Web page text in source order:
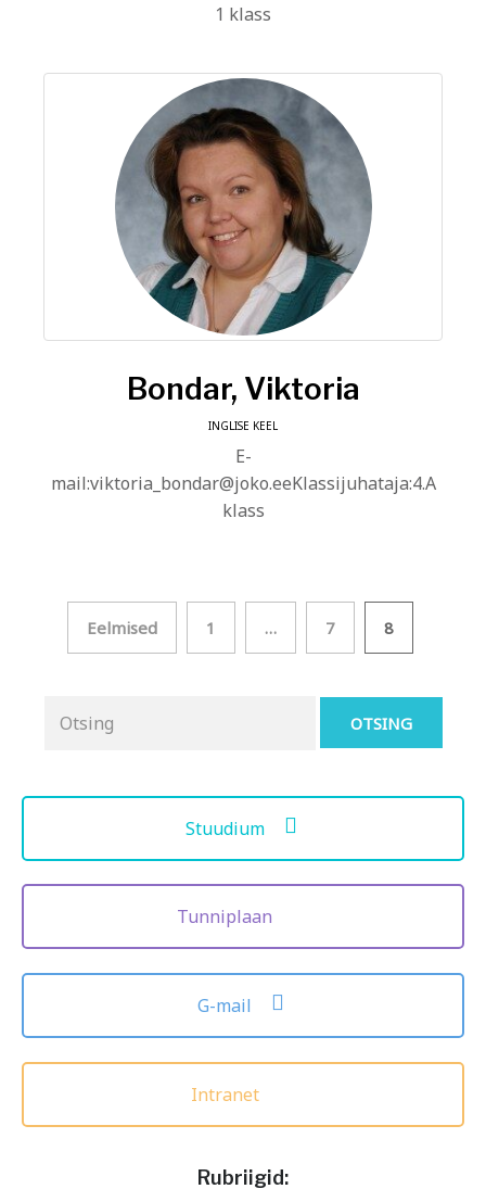
1 klass
Bondar, Viktoria
INGLISE KEEL
E-
mail:viktoria_bondar@joko.eeKlassijuhataja:4.A
klass
PostsEelmised 1 … 7 8
for:
Stuudium
Tunniplaan
G-mail
Intranet
Rubriigid: